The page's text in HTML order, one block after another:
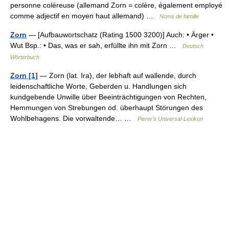
personne coléreuse (allemand Zorn = colère, également employé
comme adjectif en moyen haut allemand) …
Noms de famille
Zorn — [Aufbauwortschatz (Rating 1500 3200)] Auch: • Ärger •
Wut Bsp.: • Das, was er sah, erfüllte ihn mit Zorn …
Deutsch
Wörterbuch
Zorn [1] — Zorn (lat. Ira), der lebhaft auf wallende, durch
leidenschaftliche Worte, Geberden u. Handlungen sich
kundgebende Unwille über Beeinträchtigungen von Rechten,
Hemmungen von Strebungen od. überhaupt Störungen des
Wohlbehagens. Die vorwaltende… …
Pierer's Universal-Lexikon